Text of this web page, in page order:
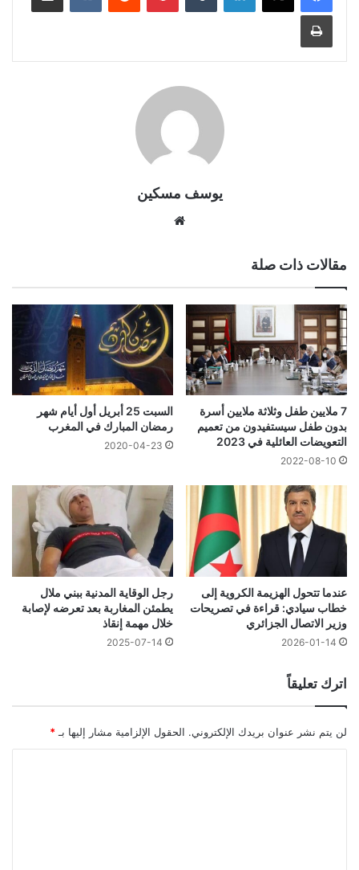
طباعة
يوسف مسكين
مقالات ذات صلة
7 ملايين طفل وثلاثة ملايين أسرة
بدون طفل سيستفيدون من تعميم
التعويضات العائلية في 2023
2022-08-10
السبت 25 أبريل أول أيام شهر
رمضان المبارك في المغرب
2020-04-23
عندما تتحول الهزيمة الكروية إلى
خطاب سيادي: قراءة في تصريحات
وزير الاتصال الجزائري
2026-01-14
رجل الوقاية المدنية ببني ملال
يطمئن المغاربة بعد تعرضه لإصابة
خلال مهمة إنقاذ
2025-07-14
اترك تعليقاً
لن يتم نشر عنوان بريدك الإلكتروني. الحقول الإلزامية مشار إليها بـ *